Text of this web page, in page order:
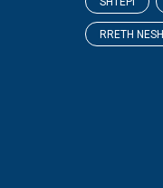
RRETH NESH